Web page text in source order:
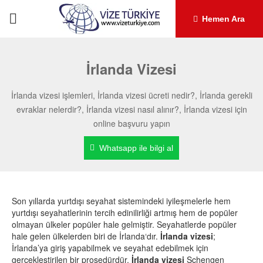
Hemen Ara
İrlanda Vizesi
İrlanda vizesi işlemleri, İrlanda vizesi ücreti nedir?, İrlanda gerekli
evraklar nelerdir?, İrlanda vizesi nasıl alınır?, İrlanda vizesi için
online başvuru yapın
Whatsapp ile bilgi al
Son yıllarda yurtdışı seyahat sistemindeki iyileşmelerle hem
yurtdışı seyahatlerinin tercih edinilirliği artmış hem de popüler
olmayan ülkeler popüler hale gelmiştir. Seyahatlerde popüler
hale gelen ülkelerden biri de İrlanda‘dır. İrlanda vizesi;
İrlanda’ya giriş yapabilmek ve seyahat edebilmek için
gerçekleştirilen bir prosedürdür. İrlanda vizesi Schengen